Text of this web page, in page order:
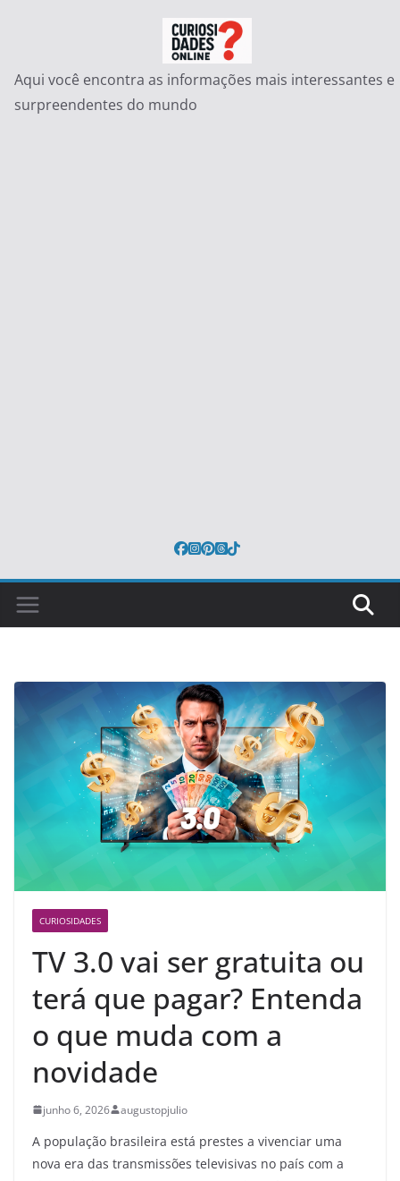
conteúdo
Aqui você encontra as informações mais interessantes e
surpreendentes do mundo
CURIOSIDADES
TV 3.0 vai ser gratuita ou
terá que pagar? Entenda
o que muda com a
novidade
junho 6, 2026 augustopjulio
A população brasileira está prestes a vivenciar uma
nova era das transmissões televisivas no país com a